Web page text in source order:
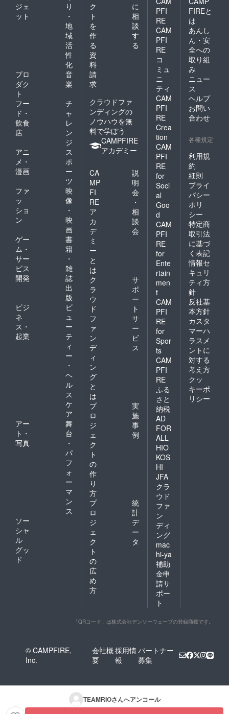
ジェ
ット
り
・
地
域
活
性
化
プロ
ダク
ト
音
楽
フー
ド・
飲食
店
チ
ャ
レ
ン
ジ
アニ
メ・
漫画
ス
ポ
ー
ツ
ファ
ッ
ショ
ン
映
像
・
映
画
ゲー
ム・
サー
ビス
開発
書
籍
・
雑
誌
出
版
ビジ
ネ
ス・
起業
ビ
ュ
ー
テ
ィ
ー
・
ヘ
ル
ス
ケ
ア
アー
ト・
写真
舞
台
・
パ
フ
ォ
ー
マ
ン
ス
ソー
シャ
ル
グッ
ド
ク
ト
を
作
る
に
相
談
す
る
資
料
請
求
クラウドファ
ンディングの
ノウハウを無
料で学ぼう
CAMPFIRE
アカデミー
CA
MP
FI
RE
ア
カ
デ
ミ
ー
と
は
説
明
会
・
相
談
会
ク
ラ
ウ
ド
フ
ァ
ン
デ
ィ
ン
グ
と
は
サ
ポ
ー
ト
サ
ー
ビ
ス
プ
ロ
ジ
ェ
ク
ト
の
作
り
方
実
施
事
例
プ
ロ
ジ
ェ
ク
ト
の
広
め
方
統
計
デ
ー
タ
PFI
RE
CAM
PFI
RE
コ
ミュ
ニ
ティ
CAM
PFI
RE
Crea
tion
CAM
PFI
RE
for
Soci
al
Goo
d
CAM
PFI
RE
for
Ente
rtain
men
t
CAM
PFI
RE
for
Spor
ts
CAM
PFI
RE
ふる
さと
納税
AD
FOR
ALL
HIO
KOS
HI
JFA
クラ
ウド
ファ
ン
ディ
ング
mac
hi-ya
補助
金申
請サ
ポー
ト
FIREと
は
あんし
ん・安
全への
取り組
み
ニュー
ス
ヘルプ
お問い
合わせ
各種規定
利用規
約
細則
プライ
バシー
ポリ
シー
特定商
取引法
に基づ
く表記
情報セ
キュリ
ティ方
針
反社基
本方針
カスタ
マーハ
ラスメ
ントに
対する
考え方
クッ
キーポ
リシー
「QRコード」は株式会社デンソーウェーブの登録商標です。
© CAMPFIRE,
Inc.
会社概
要
採用情
報
パートナー
募集
TEAMRIOさんへアンコール